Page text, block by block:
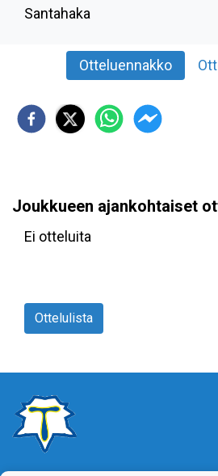
Santahaka
Otteluennakko
Joukkueen ajankohtaiset
Ei otteluita
Ottelulista